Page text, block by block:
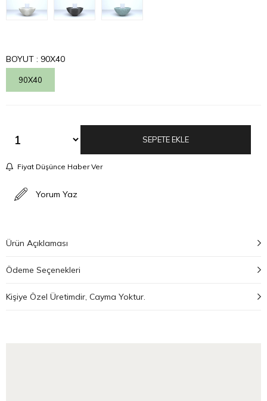
BOYUT : 90X40
90X40
Fiyat Düşünce Haber Ver
Yorum Yaz
Ürün Açıklaması
Ödeme Seçenekleri
Kişiye Özel Üretimdir, Cayma Yoktur.